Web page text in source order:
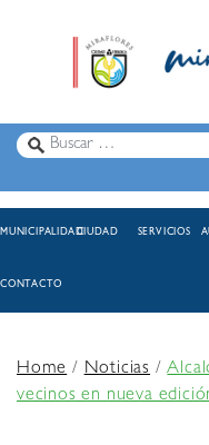
MUNICIPALIDADCIUDAD SERVICIOS
CONTACTO
Home/Noticias /
vecinos en nueva